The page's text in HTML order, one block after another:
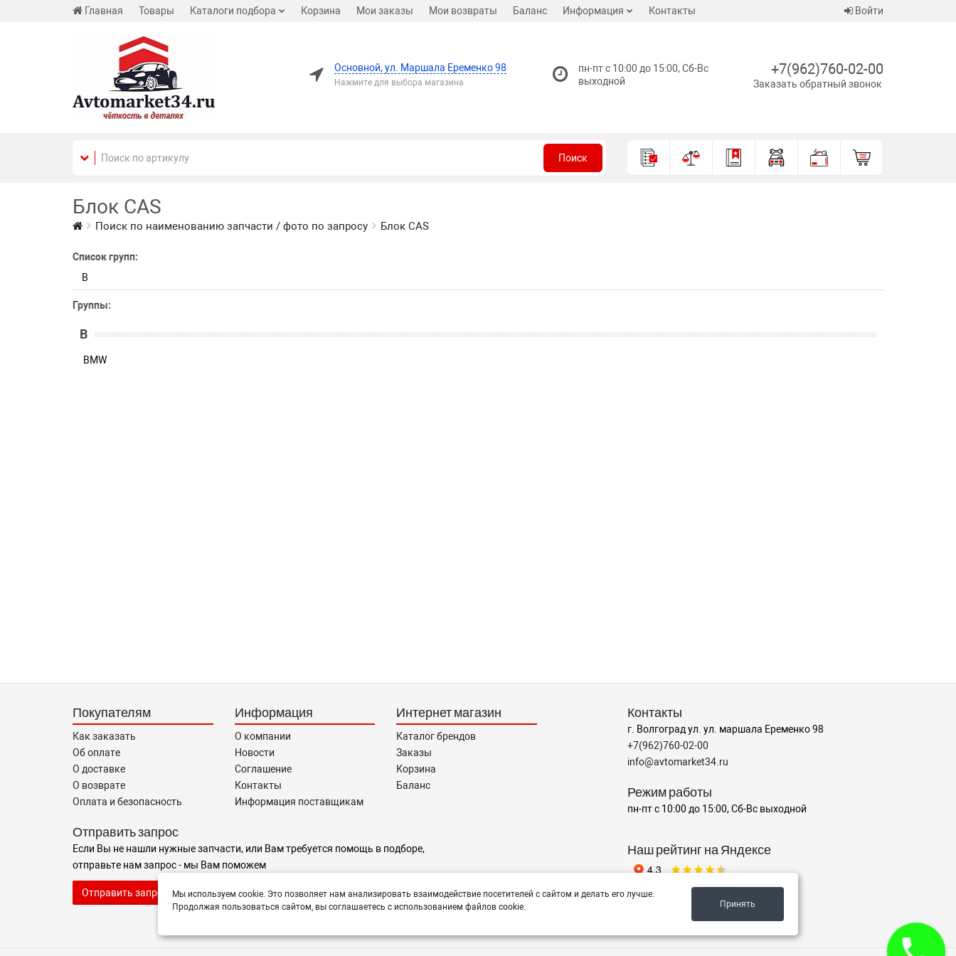
Главная Товары Каталоги подбора Корзина Мои заказы Мои возвраты Баланс Информация Контакты Войти
Основной, ул. Маршала Еременко 98
Нажмите для выбора магазина
пн-пт с 10:00 до 15:00, Сб-Вс
выходной
+7(962)760-02-00
Заказать обратный звонок
Поиск
Блок CAS
Поиск по наименованию запчасти / фото по запросу Блок CAS
Список групп:
B
Группы:
B
BMW
Покупателям
Как заказать
Об оплате
О доставке
О возврате
Оплата и безопасность
Информация
О компании
Новости
Соглашение
Контакты
Информация поставщикам
Интернет магазин
Каталог брендов
Заказы
Корзина
Баланс
Отправить запрос
Если Вы не нашли нужные запчасти, или Вам требуется помощь в подборе,
отправьте нам запрос - мы Вам поможем
Отправить запрос продавцу
Контакты
г. Волгоград ул. ул. маршала Еременко 98
+7(962)760-02-00
info@avtomarket34.ru
Режим работы
пн-пт с 10:00 до 15:00, Сб-Вс выходной
Наш рейтинг на Яндексе
Мы используем cookie. Это позволяет нам анализировать взаимодействие посетителей с сайтом и делать его лучше.
Продолжая пользоваться сайтом, вы соглашаетесь с использованием файлов cookie.
Принять